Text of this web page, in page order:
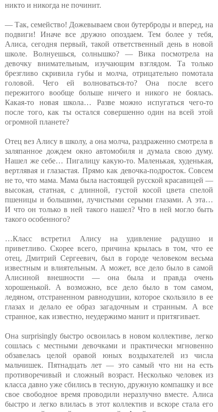
никто и никогда не починит.
— Так, семейство! Дожевываем свои бутерброды и вперед, на
подвиги! Иначе все дружно опоздаем. Тем более у тебя,
Алиса, сегодня первый, такой ответственный день в новой
школе. Волнуешься, солнышко? — Вика посмотрела на
девочку внимательным, изучающим взглядом. Та только
брезгливо скривила губы и молча, отрицательно помотала
головой. Чего ей волноваться-то? Она после всего
пережитого вообще больше ничего и никого не боялась.
Какая-то новая школа… Разве можно испугаться чего-то
после того, как ты остался совершенно один на всей этой
огромной планете?
Отец вез Алису в школу, а она молча, раздраженно смотрела в
заляпанное дождем окно автомобиля и думала свою думу.
Нашел же себе… Пигалицу какую-то. Маленькая, худенькая,
вертлявая и глазастая. Прямо как девочка-подросток. Совсем
не то, что мама. Мама была настоящей русской красавицей —
высокая, статная, с длинной, густой косой цвета спелой
пшеницы и большими, лучистыми серыми глазами. А эта…
И что он только в ней такого нашел? Что в ней могло быть
такого особенного?
…Класс встретил Алису на удивление радушно и
приветливо. Скорее всего, причина крылась в том, что ее
отец, Дмитрий Сергеевич, был в городе человеком весьма
известным и влиятельным. А может, все дело было в самой
Алисиной внешности — она была и правда очень
хорошенькой. А возможно, все дело было в том самом,
ледяном, отстраненном равнодушии, которое скользило в ее
глазах и делало ее образ загадочным и странным. А все
странное, как известно, неудержимо манит и притягивает.
Она surprisingly быстро освоилась в новом коллективе, легко
сошлась с местными девочками и практически мгновенно
обзавелась целой оравой юных воздыхателей из числа
мальчишек. Пятнадцать лет — это самый что ни на есть
противоречивый и сложный возраст. Несколько человек из
класса давно уже сбились в тесную, дружную компашку и все
свое свободное время проводили неразлучно вместе. Алиса
быстро и легко влилась в этот коллектив и вскоре стала его